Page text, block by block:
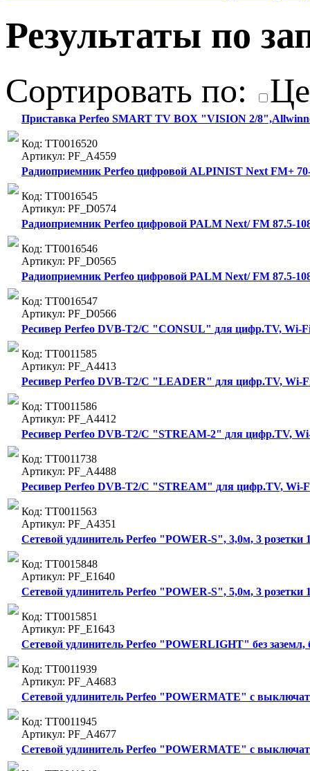
Результаты по
Сортировать по:
Приставка Perfeo SMART TV BOX "VISION 2/
Код: ТТ0016520
Артикул: PF_A4559
Радиоприемник Perfeo цифровой ALPINIST Next FM+
Код: ТТ0016545
Артикул: PF_D0574
Радиоприемник Perfeo цифровой PALM Next/ FM 87.5-
Код: ТТ0016546
Артикул: PF_D0565
Радиоприемник Perfeo цифровой PALM Next/ FM 87.5-
Код: ТТ0016547
Артикул: PF_D0566
Ресивер Perfeo DVB-T2/C "CONSUL" для цифр.TV, Wi-
Код: ТТ0011585
Артикул: PF_A4413
Ресивер Perfeo DVB-T2/C "LEADER" для цифр.TV, Wi-
Код: ТТ0011586
Артикул: PF_A4412
Ресивер Perfeo DVB-T2/C "STREAM-2" для цифр.TV,
Код: ТТ0011738
Артикул: PF_A4488
Ресивер Perfeo DVB-T2/C "STREAM" для цифр.TV, Wi-
Код: ТТ0011563
Артикул: PF_A4351
Сетевой удлинитель Perfeo "POWER-S", 3,0м, 3
Код: ТТ0015848
Артикул: PF_E1640
Сетевой удлинитель Perfeo "POWER-S", 5,0м, 3
Код: ТТ0015851
Артикул: PF_E1643
Сетевой удлинитель Perfeo "POWERLIGHT" без
Код: ТТ0011939
Артикул: PF_A4683
Сетевой удлинитель Perfeo "POWERMATE" с
Код: ТТ0011945
Артикул: PF_A4677
Сетевой удлинитель Perfeo "POWERMATE" с